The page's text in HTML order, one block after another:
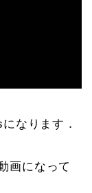
なります．
画になって